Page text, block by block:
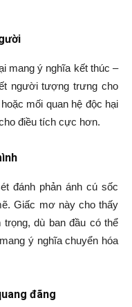
mang ý nghĩa kết thúc –
người tượng trưng cho
mối quan hệ độc hại
điều tích cực hơn.
đánh phản ánh cú sốc
Giấc mơ này cho thấy
dù ban đầu có thể
ý nghĩa chuyển hóa
đãng